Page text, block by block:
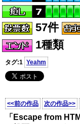
57件
1種類
タグ:1 Yeahm
<<前の作品 次の作品>>
「Escape from